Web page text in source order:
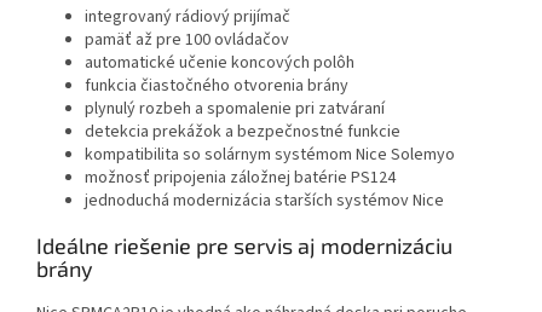
integrovaný rádiový prijímač
pamäť až pre 100 ovládačov
automatické učenie koncových polôh
funkcia čiastočného otvorenia brány
plynulý rozbeh a spomalenie pri zatváraní
detekcia prekážok a bezpečnostné funkcie
kompatibilita so solárnym systémom Nice Solemyo
možnosť pripojenia záložnej batérie PS124
jednoduchá modernizácia starších systémov Nice
Ideálne riešenie pre servis aj modernizáciu
brány